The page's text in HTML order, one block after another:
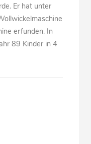
Er hat unter
erfunden. In
89 Kinder in 4